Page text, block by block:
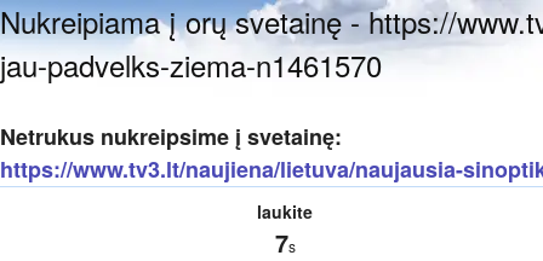
Nukreipiama į orų svetainę - https://
jau-padvelks-ziema-n1461570
Netrukus nukreipsime į svetainę:
https://www.tv3.lt/naujiena/lietuva/naujausia-
laukite
7s